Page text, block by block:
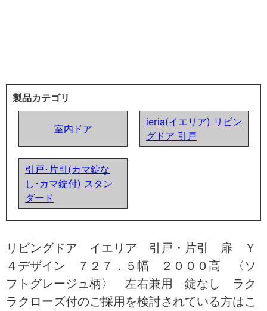
製品カテゴリ
室内ドア
ieria(イエリア) リビン
グドア 引戸
引戸･片引(カマ錠な
し･カマ錠付) スタン
ダード
リビングドア イエリア 引戸・片引 扉 Ｙ
４デザイン ７２７．５幅 ２０００高 〈ソ
フトグレージュ柄〉 左右兼用 錠なし ラク
ラクローズ付のご採用を検討されている方はこ